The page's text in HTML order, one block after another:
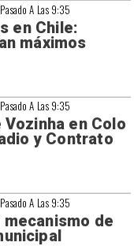
A Las 9:35
en Chile:
máximos
A Las 9:35
en Colo
y Contrato
A Las 9:35
de